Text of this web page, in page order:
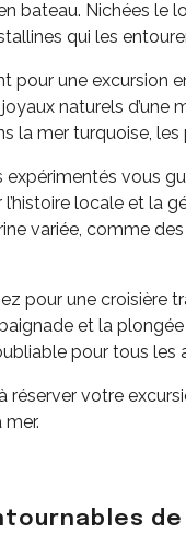
bateau. Nichées le
qui les
pour une excursion
naturels d’une
la mer turquoise,
expérimentés vous
locale et la
variée, comme
pour une croisière
et la
pour tous les
à réserver votre